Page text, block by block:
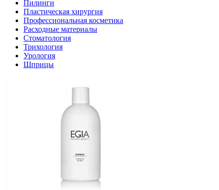
Пилинги
Пластическая хирургия
Профессиональная косметика
Расходные материалы
Стоматология
Трихология
Урология
Шприцы